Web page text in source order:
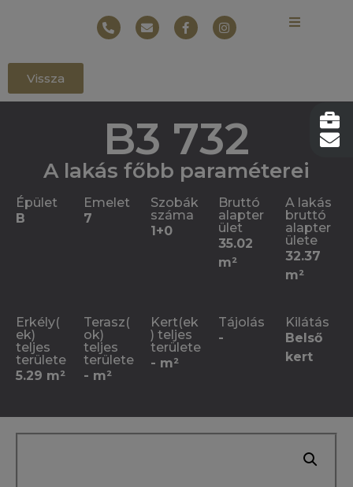
Vissza
B3 732
A lakás főbb paraméterei
Épület
B
Emelet
7
Szobák
száma
1+0
Bruttó
alapter
ület
35.02
m²
A lakás
bruttó
alapter
ülete
32.37
m²
Erkély(
ek)
teljes
területe
5.29 m²
Terasz(
ok)
teljes
területe
- m²
Kert(ek
) teljes
területe
- m²
Tájolás
-
Kilátás
Belső
kert